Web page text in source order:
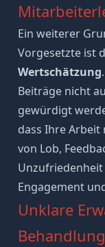
Ein weiterer
Vorgesetzte ist
Wertschätzung
Beiträge nicht
gewürdigt
dass Ihre Arbeit
von Lob,
Unzufriedenheit
Engagement
Unklare